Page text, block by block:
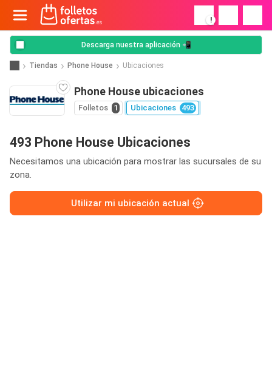
!
Descarga nuestra aplicación 📲
Tiendas Phone House Ubicaciones
Phone House ubicaciones
Folletos 1 Ubicaciones 493
493 Phone House Ubicaciones
Necesitamos una ubicación para mostrar las sucursales de su
zona.
Utilizar mi ubicación actual